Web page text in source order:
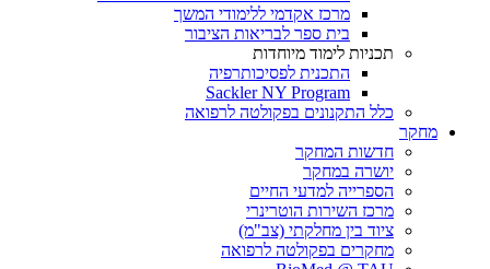
מרכז אקדמי ללימודי המשך
בית ספר לבריאות הציבור
תכניות לימוד מיוחדות
התכנית לפסיכותרפיה
Sackler NY Program
כלל התקנונים בפקולטה לרפואה
מחקר
חדשות המחקר
יושרה במחקר
הספרייה למדעי החיים
מרכז השירות הוטרינרי
ציוד בין מחלקתי (צב"מ)
מחקרים בפקולטה לרפואה